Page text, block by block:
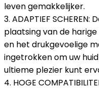
leven gemakkelijker.
3. ADAPTIEF
plaatsing van de
en het drukgevoelige
ingetrokken om uw
ultieme plezier kunt
4. HOGE